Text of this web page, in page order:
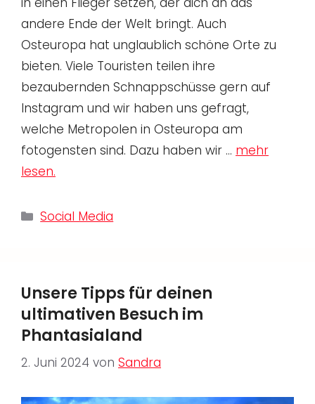
andere Ende der Welt bringt. Auch
Osteuropa hat unglaublich schöne Orte zu
bieten. Viele Touristen teilen ihre
bezaubernden Schnappschüsse gern auf
Instagram und wir haben uns gefragt,
welche Metropolen in Osteuropa am
fotogensten sind. Dazu haben wir … mehr
lesen.
Kategorien
Social Media
Unsere Tipps für deinen
ultimativen Besuch im
Phantasialand
2. Juni 2024 von Sandra